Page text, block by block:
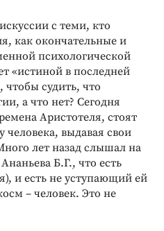
с теми, кто
как окончательные и
психологической
«истиной в последней
чтобы судить, что
а что нет? Сегодня
Аристотеля, стоят
человека, выдавая свои
лет назад слышал на
Б.Г., что есть
и есть не уступающий ей
– человек. Это не